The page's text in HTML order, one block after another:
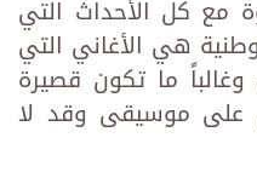
مع كل الأحداث التي
هي الأغاني التي
ما تكون قصيرة
على موسيقى وقد لا